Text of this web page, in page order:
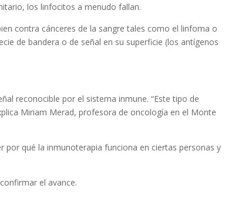
los linfocitos a menudo fallan.
contra cánceres de la sangre tales como el linfoma o
de bandera o de señal en su superficie (los antígenos
reconocible por el sistema inmune. “Este tipo de
Miriam Merad, profesora de oncología en el Monte
por qué la inmunoterapia funciona en ciertas personas y
el avance.